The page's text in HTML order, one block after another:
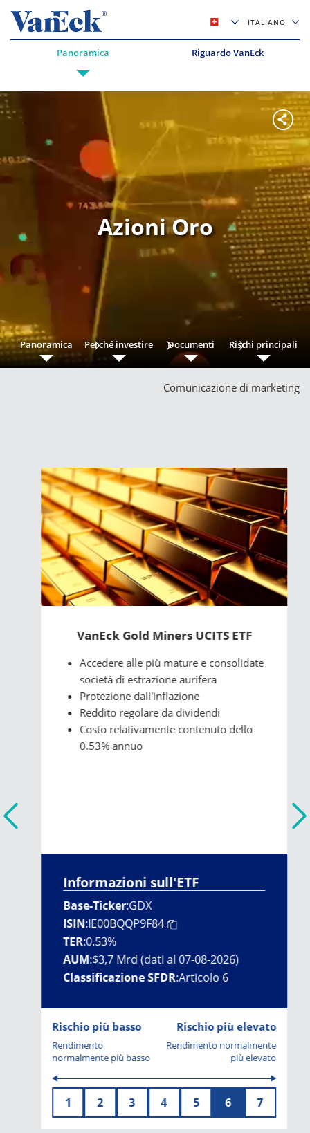
ITALIANO
Panoramica Riguardo VanEck
Azioni Oro
Panoramica Perché investire Documenti Rischi principali
Comunicazione di marketing
VanEck Gold Miners UCITS ETF
Accedere alle più mature e consolidate
società di estrazione aurifera
Protezione dall'inflazione
Reddito regolare da dividendi
Costo relativamente contenuto dello
0.53% annuo
Informazioni sull'ETF
Base-Ticker:GDX
ISIN:IE00BQQP9F84
TER:0.53%
AUM:$3,7 Mrd (dati al 07-08-2026)
Classificazione SFDR:Articolo 6
Rischio più basso Rischio più elevato
Rendimento
normalmente più basso
Rendimento normalmente
più elevato